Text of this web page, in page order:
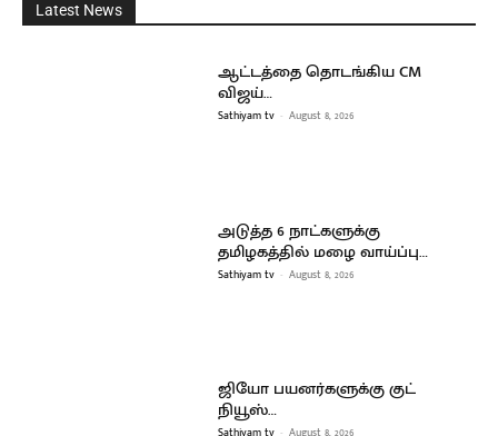
Latest News
ஆட்டத்தை தொடங்கிய CM
விஜய்…
Sathiyam tv - August 8, 2026
அடுத்த 6 நாட்களுக்கு
தமிழகத்தில் மழை வாய்ப்பு…
Sathiyam tv - August 8, 2026
ஜியோ பயனர்களுக்கு குட்
நியூஸ்…